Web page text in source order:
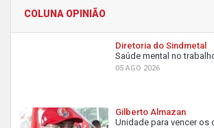
COLUNA OPINIÃO
Diretoria do Sindmetal
Saúde mental no
05 AGO 2026
Gilberto Almazan
Unidade para vencer os